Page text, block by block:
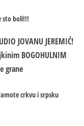
sto boli!!!
JOVANU JEREMIĆ!
BOGOHULNIM
grane
crkvu i srpsku